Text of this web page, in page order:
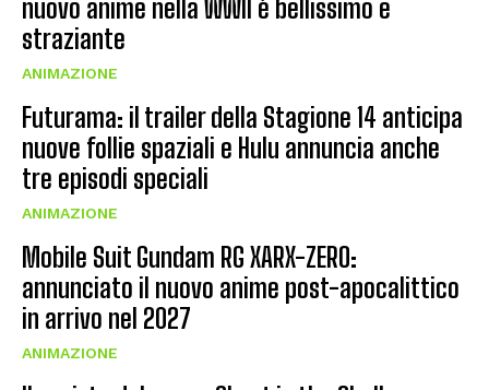
nuovo anime nella WWII è bellissimo e
straziante
ANIMAZIONE
Futurama: il trailer della Stagione 14 anticipa
nuove follie spaziali e Hulu annuncia anche
tre episodi speciali
ANIMAZIONE
Mobile Suit Gundam RG XARX-ZERO:
annunciato il nuovo anime post-apocalittico
in arrivo nel 2027
ANIMAZIONE